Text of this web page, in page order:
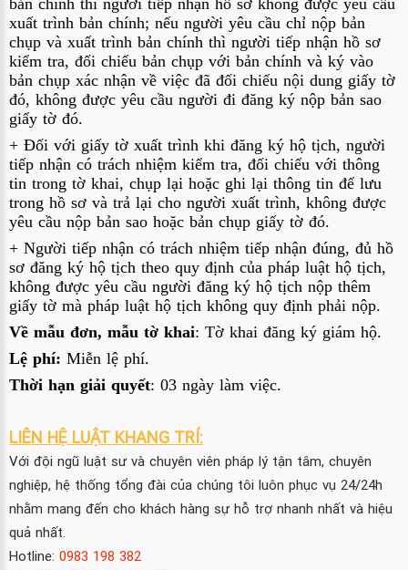
bản chính thì người tiếp nhận hồ sơ không được yêu cầu
xuất trình bản chính; nếu người yêu cầu chỉ nộp bản
chụp và xuất trình bản chính thì người tiếp nhận hồ sơ
kiểm tra, đối chiếu bản chụp với bản chính và ký vào
bản chụp xác nhận về việc đã đối chiếu nội dung giấy tờ
đó, không được yêu cầu người đi đăng ký nộp bản sao
giấy tờ đó.
+ Đối với giấy tờ xuất trình khi đăng ký hộ tịch, người
tiếp nhận có trách nhiệm kiểm tra, đối chiếu với thông
tin trong tờ khai, chụp lại hoặc ghi lại thông tin để lưu
trong hồ sơ và trả lại cho người xuất trình, không được
yêu cầu nộp bản sao hoặc bản chụp giấy tờ đó.
+ Người tiếp nhận có trách nhiệm tiếp nhận đúng, đủ hồ
sơ đăng ký hộ tịch theo quy định của pháp luật hộ tịch,
không được yêu cầu người đăng ký hộ tịch nộp thêm
giấy tờ mà pháp luật hộ tịch không quy định phải nộp.
Về mẫu đơn, mẫu tờ khai: Tờ khai đăng ký giám hộ.
Lệ phí: Miễn lệ phí.
Thời hạn giải quyết: 03 ngày làm việc.
LIÊN HỆ LUẬT KHANG TRÍ:
Với đội ngũ luật sư và chuyên viên pháp lý tận tâm, chuyên
nghiệp, hệ thống tổng đài của chúng tôi luôn phục vụ 24/24h
nhằm mang đến cho khách hàng sự hỗ trợ nhanh nhất và hiệu
quả nhất.
Hotline: 0983 198 382